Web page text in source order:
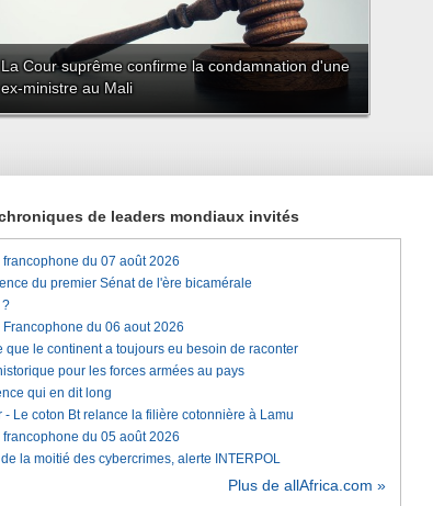
La Cour suprême confirme la condamnation d'une
ex-ministre au Mali
de leaders mondiaux invités
du 07 août 2026
du premier Sénat de l'ère bicamérale
?
du 06 aout 2026
que le continent a toujours eu besoin de raconter
pour les forces armées au pays
qui en dit long
Le coton Bt relance la filière cotonnière à Lamu
du 05 août 2026
la moitié des cybercrimes, alerte INTERPOL
Plus de allAfrica.com »